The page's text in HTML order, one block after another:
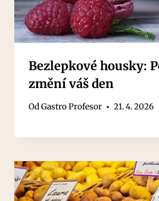
Bezlepkové housky:
změní váš den
OdGastro Profesor 21. 4. 2026